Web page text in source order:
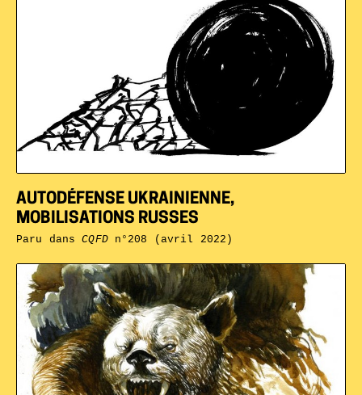
AUTODÉFENSE UKRAINIENNE,
MOBILISATIONS RUSSES
Paru dansCQFDn°208 (avril 2022)